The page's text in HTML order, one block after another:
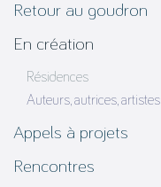
Retour au goudron
En création
Résidences
Auteurs, autrices, artistes
Appels à projets
Rencontres